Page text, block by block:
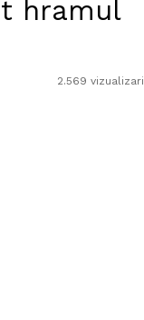
hramul
2.569 vizualizari